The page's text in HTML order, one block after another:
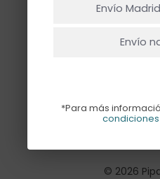
© 2026
Envío
Envío
*Para más